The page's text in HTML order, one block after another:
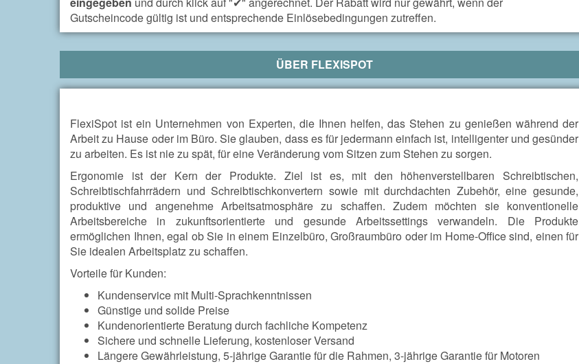
Gutscheincode gültig ist und entsprechende Einlösebedingungen zutreffen.
ÜBER FLEXISPOT
FlexiSpot ist ein Unternehmen von Experten, die Ihnen helfen, das Stehen zu genießen während der
Arbeit zu Hause oder im Büro. Sie glauben, dass es für jedermann einfach ist, intelligenter und gesünder
zu arbeiten. Es ist nie zu spät, für eine Veränderung vom Sitzen zum Stehen zu sorgen.
Ergonomie ist der Kern der Produkte. Ziel ist es, mit den höhenverstellbaren Schreibtischen,
Schreibtischfahrrädern und Schreibtischkonvertern sowie mit durchdachten Zubehör, eine gesunde,
produktive und angenehme Arbeitsatmosphäre zu schaffen. Zudem möchten sie konventionelle
Arbeitsbereiche in zukunftsorientierte und gesunde Arbeitssettings verwandeln. Die Produkte
ermöglichen Ihnen, egal ob Sie in einem Einzelbüro, Großraumbüro oder im Home-Office sind, einen für
Sie idealen Arbeitsplatz zu schaffen.
Vorteile für Kunden:
Kundenservice mit Multi-Sprachkenntnissen
Günstige und solide Preise
Kundenorientierte Beratung durch fachliche Kompetenz
Sichere und schnelle Lieferung, kostenloser Versand
Längere Gewährleistung, 5-jährige Garantie für die Rahmen, 3-jährige Garantie für Motoren